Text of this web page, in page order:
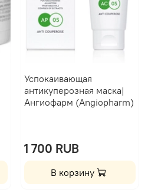
Успокаивающая
антикуперозная маска|
Ангиофарм (Angiopharm)
1 700 RUB
В корзину